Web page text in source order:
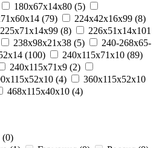
180х67х14х80 (5)
(79) 224х42х16х99 (8)
225х71х14х99 (8)
226х51х14х101
238х98х21х38 (5)
240-268x65-
(100) 240x115x71x10 (89)
240x115x71x9 (2)
(4)
360x115x52x10
468x115x40x10 (4)
(0)